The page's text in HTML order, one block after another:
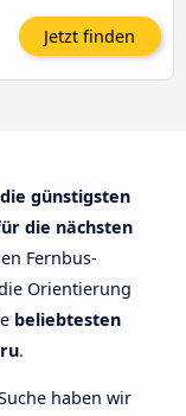
Jetzt finden
die günstigsten
die nächsten
Fernbus-
Orientierung
beliebtesten
.
haben wir